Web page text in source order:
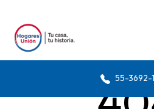
55-3692-